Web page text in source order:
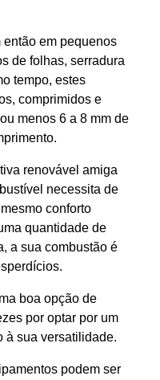
então em pequenos
de folhas, serradura
tempo, estes
comprimidos e
menos 6 a 8 mm de
renovável amiga
necessita de
conforto
quantidade de
a sua combustão é
boa opção de
por optar por um
à sua versatilidade.
podem ser